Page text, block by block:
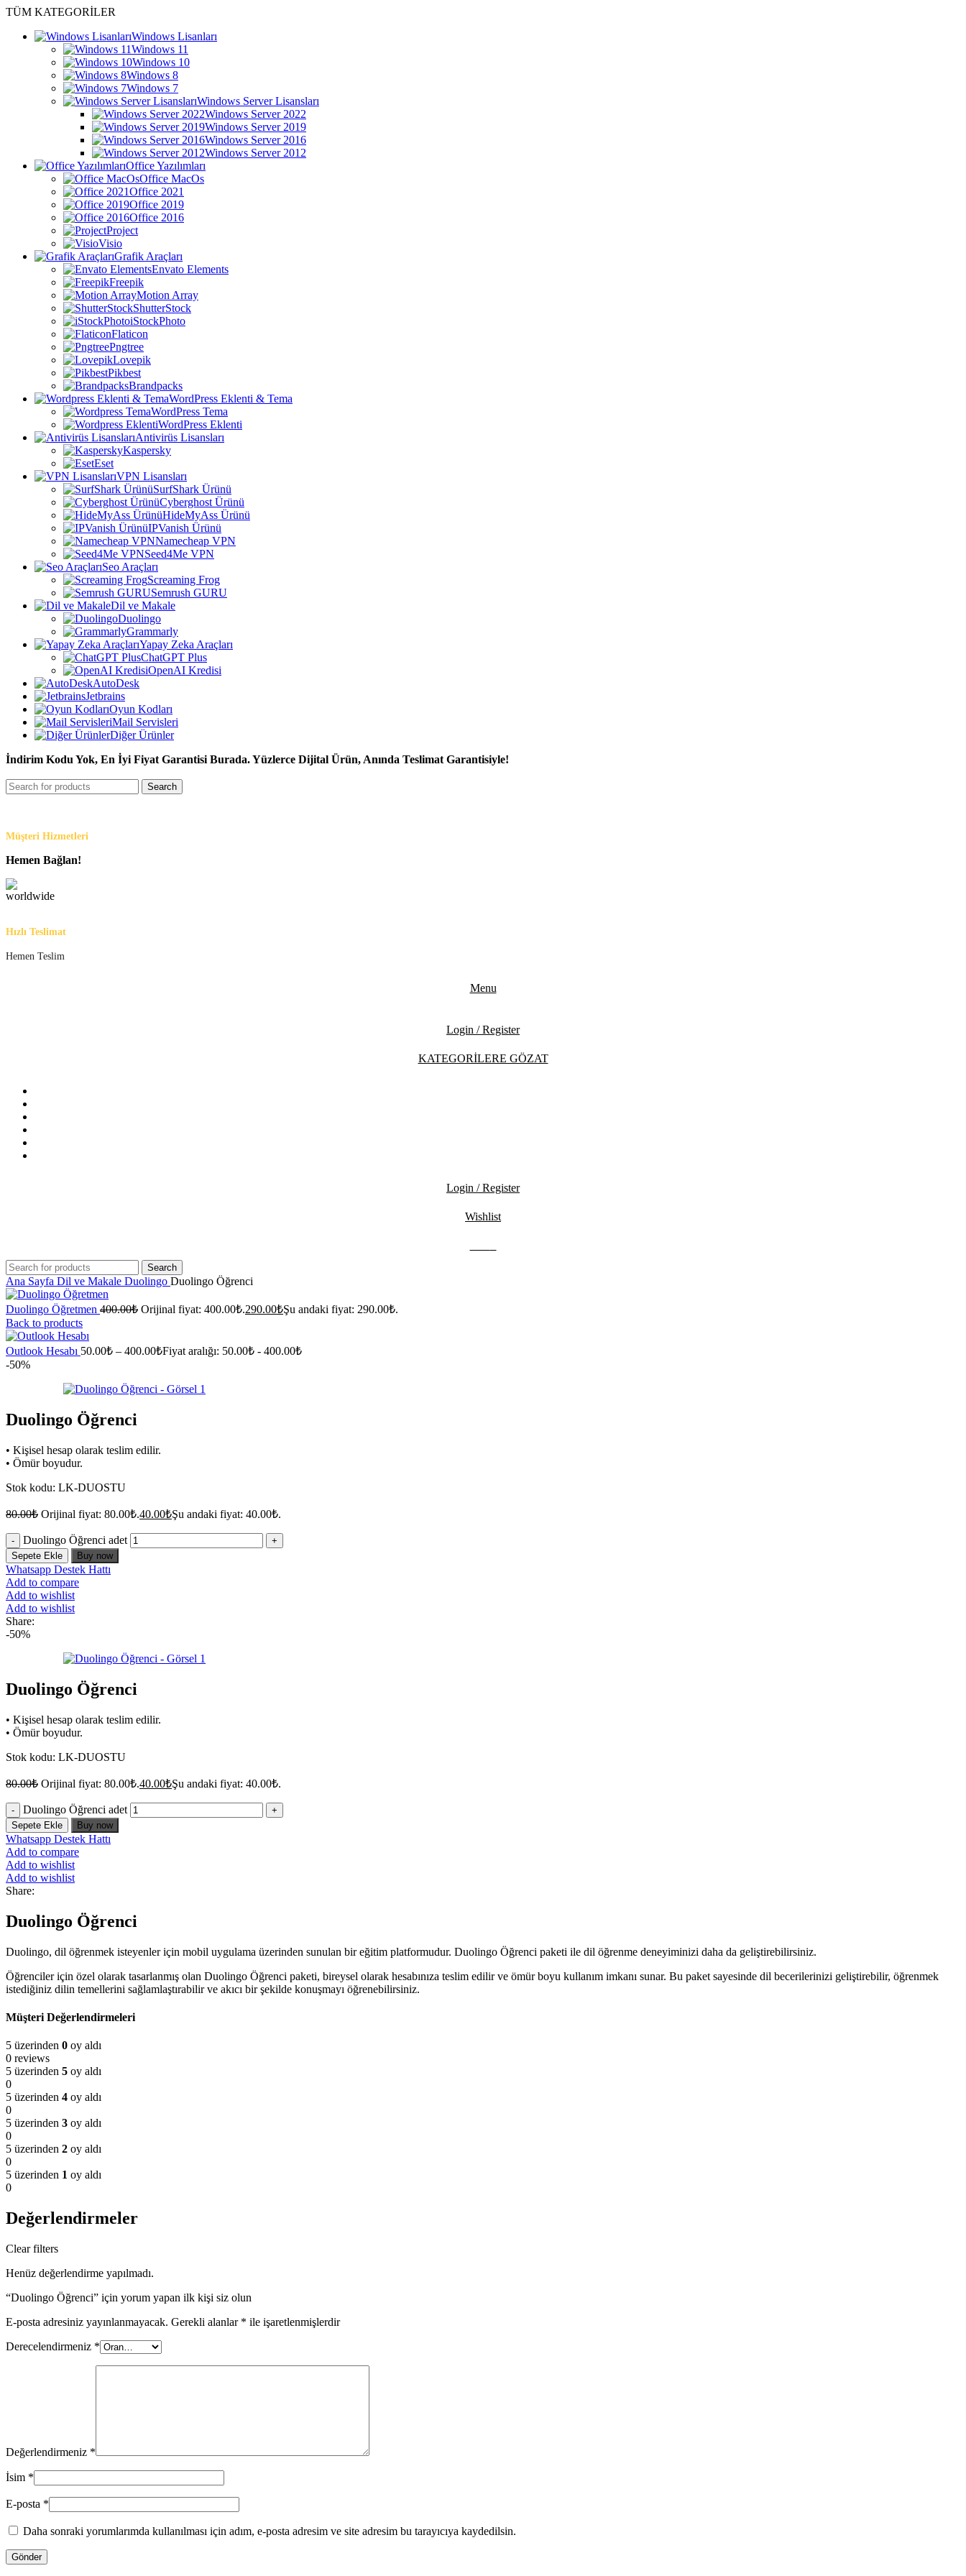
TÜM KATEGORİLER
Windows Lisanları
Windows 11
Windows 10
Windows 8
Windows 7
Windows Server Lisansları
Windows Server 2022
Windows Server 2019
Windows Server 2016
Windows Server 2012
Office Yazılımları
Office MacOs
Office 2021
Office 2019
Office 2016
Project
Visio
Grafik Araçları
Envato Elements
Freepik
Motion Array
ShutterStock
iStockPhoto
Flaticon
Pngtree
Lovepik
Pikbest
Brandpacks
WordPress Eklenti & Tema
WordPress Tema
WordPress Eklenti
Antivirüs Lisansları
Kaspersky
Eset
VPN Lisansları
SurfShark Ürünü
Cyberghost Ürünü
HideMyAss Ürünü
IPVanish Ürünü
Namecheap VPN
Seed4Me VPN
Seo Araçları
Screaming Frog
Semrush GURU
Dil ve Makale
Duolingo
Grammarly
Yapay Zeka Araçları
ChatGPT Plus
OpenAI Kredisi
AutoDesk
Jetbrains
Oyun Kodları
Mail Servisleri
Diğer Ürünler
İndirim Kodu Yok, En İyi Fiyat Garantisi Burada. Yüzlerce Dijital Ürün, Anında Teslimat Garantisiyle!
Search
Müşteri Hizmetleri
Hemen Bağlan!
Hızlı Teslimat
Hemen Teslim
Menu
Login / Register
KATEGORİLERE GÖZAT
Login / Register
Wishlist
Search
Ana Sayfa Dil ve Makale Duolingo Duolingo Öğrenci
Duolingo Öğretmen 400.00₺ Orijinal fiyat: 400.00₺.290.00₺Şu andaki fiyat: 290.00₺.
Back to products
Outlook Hesabı 50.00₺ – 400.00₺Fiyat aralığı: 50.00₺ - 400.00₺
-50%
Duolingo Öğrenci
• Kişisel hesap olarak teslim edilir.
• Ömür boyudur.
Stok kodu: LK-DUOSTU
80.00₺ Orijinal fiyat: 80.00₺.40.00₺Şu andaki fiyat: 40.00₺.
Duolingo Öğrenci adet
Sepete Ekle Buy now
Whatsapp Destek Hattı
Add to compare
Add to wishlist
Add to wishlist
Share:
-50%
Duolingo Öğrenci
• Kişisel hesap olarak teslim edilir.
• Ömür boyudur.
Stok kodu: LK-DUOSTU
80.00₺ Orijinal fiyat: 80.00₺.40.00₺Şu andaki fiyat: 40.00₺.
Duolingo Öğrenci adet
Sepete Ekle Buy now
Whatsapp Destek Hattı
Add to compare
Add to wishlist
Add to wishlist
Share:
Duolingo Öğrenci
Duolingo, dil öğrenmek isteyenler için mobil uygulama üzerinden sunulan bir eğitim platformudur. Duolingo Öğrenci paketi ile dil öğrenme deneyiminizi daha da geliştirebilirsiniz.
Öğrenciler için özel olarak tasarlanmış olan Duolingo Öğrenci paketi, bireysel olarak hesabınıza teslim edilir ve ömür boyu kullanım imkanı sunar. Bu paket sayesinde dil becerilerinizi geliştirebilir, öğrenmek
istediğiniz dilin temellerini sağlamlaştırabilir ve akıcı bir şekilde konuşmayı öğrenebilirsiniz.
Müşteri Değerlendirmeleri
5 üzerinden 0 oy aldı
0 reviews
5 üzerinden 5 oy aldı
0
5 üzerinden 4 oy aldı
0
5 üzerinden 3 oy aldı
0
5 üzerinden 2 oy aldı
0
5 üzerinden 1 oy aldı
0
Değerlendirmeler
Clear filters
Henüz değerlendirme yapılmadı.
“Duolingo Öğrenci” için yorum yapan ilk kişi siz olun
E-posta adresiniz yayınlanmayacak. Gerekli alanlar * ile işaretlenmişlerdir
Derecelendirmeniz *
Değerlendirmeniz *
İsim *
E-posta *
Daha sonraki yorumlarımda kullanılması için adım, e-posta adresim ve site adresim bu tarayıcıya kaydedilsin.